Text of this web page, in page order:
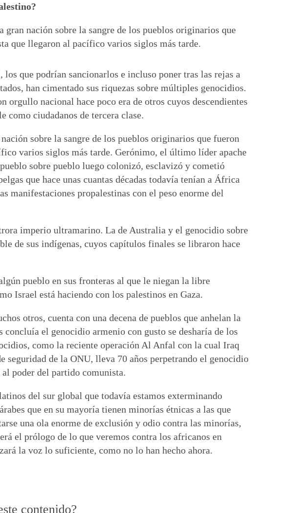
nación sobre la sangre de los pueblos originarios que
que llegaron al pacífico varios siglos más tarde.
los que podrían sancionarlos e incluso poner tras las rejas a
han cimentado sus riquezas sobre múltiples genocidios.
nacional hace poco era de otros cuyos descendientes
como ciudadanos de tercera clase.
sobre la sangre de los pueblos originarios que fueron
varios siglos más tarde. Gerónimo, el último líder apache
sobre pueblo luego colonizó, esclavizó y cometió
que hace unas cuantas décadas todavía tenían a África
manifestaciones propalestinas con el peso enorme del
imperio ultramarino. La de Australia y el genocidio sobre
de sus indígenas, cuyos capítulos finales se libraron hace
pueblo en sus fronteras al que le niegan la libre
Israel está haciendo con los palestinos en Gaza.
otros, cuenta con una decena de pueblos que anhelan la
concluía el genocidio armenio con gusto se desharía de los
como la reciente operación Al Anfal con la cual Iraq
seguridad de la ONU, lleva 70 años perpetrando el genocidio
poder del partido comunista.
del sur global que todavía estamos exterminando
que en su mayoría tienen minorías étnicas a las que
una ola enorme de exclusión y odio contra las minorías,
el prólogo de lo que veremos contra los africanos en
la voz lo suficiente, como no lo han hecho ahora.
contenido?